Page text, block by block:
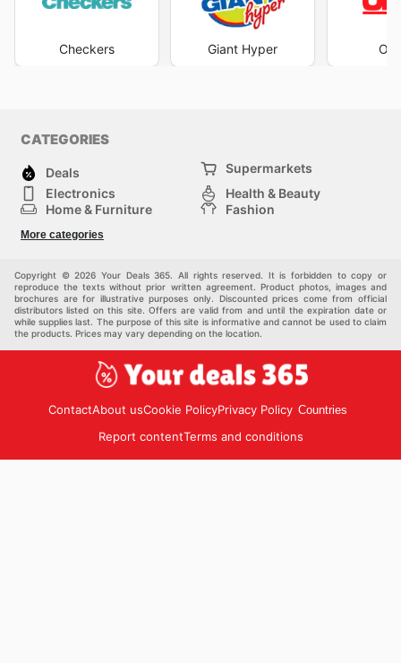
Checkers Giant Hyper OK
CATEGORIES
Deals
Supermarkets
Electronics
Health & Beauty
Home & Furniture
Fashion
Kids
More categories
Copyright © 2026 Your Deals 365. All rights reserved. It is forbidden to copy or
reproduce the texts without prior written agreement. Product photos, images and
brochures are for illustrative purposes only. Discounted prices come from official
distributors listed on this site. Offers are valid from and until the expiration date or
while supplies last. The purpose of this site is informative and cannot be used to claim
the products. Prices may vary depending on the location.
ContactAbout usCookie PolicyPrivacy Policy Countries
Report contentTerms and conditions